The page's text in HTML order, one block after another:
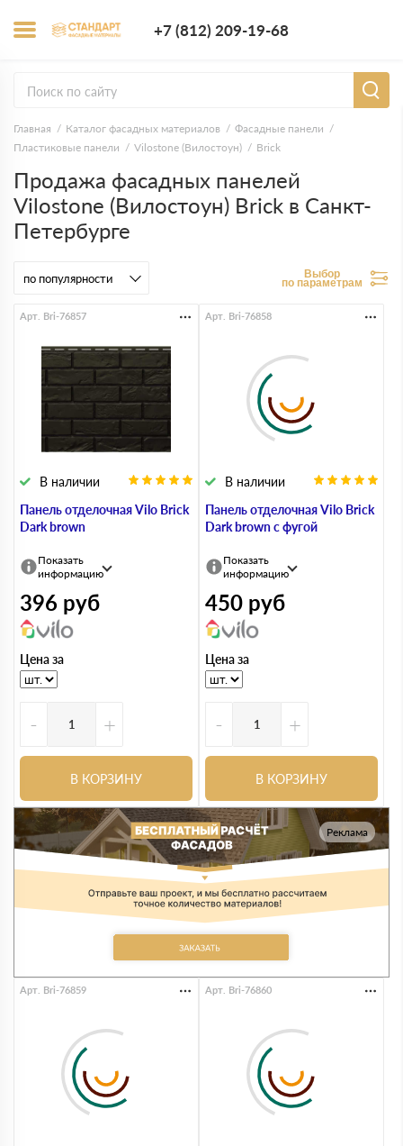
+7 (812) 209-19-68
Главная Каталог фасадных материалов
Фасадные панели
Пластиковые панели
Vilostone (Вилостоун) Brick
Продажа фасадных панелей
Vilostone (Вилостоун) Brick в Санкт-
Петербурге
Выбор
по параметрам
Панель отделочная Vilo Brick
Dark brown
В наличии
Арт. Bri-76857
Показать
информацию
396 руб
Цена за
- +
В КОРЗИНУ
Панель отделочная Vilo Brick
Dark brown с фугой
В наличии
Арт. Bri-76858
Показать
информацию
450 руб
Цена за
- +
В КОРЗИНУ
Реклама
Арт. Bri-76859 Арт. Bri-76860